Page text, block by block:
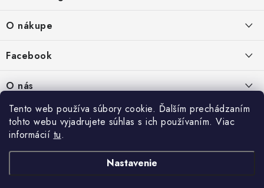
Tento web používa súbory cookie. Ďalším prechádzaním
tohto webu vyjadrujete súhlas s ich používaním. Viac
informácií tu.
Nastavenie
ä
PREDAJŇA:
Petőfiho 65
Štúrovo 943 01
Po-Pia - 8:00-18:00
O nákupe
Ochrana osobných údajov
Vrátanie tovaru
Reklamácie
Facebook
O nás
Kontakty
Prečo nakúpiť u nás
Predajňa